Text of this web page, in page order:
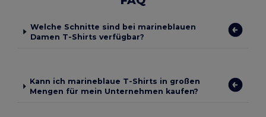
Welche Schnitte sind bei marineblauen
Damen T-Shirts verfügbar?
Kann ich marineblaue T-Shirts in großen
Mengen für mein Unternehmen kaufen?